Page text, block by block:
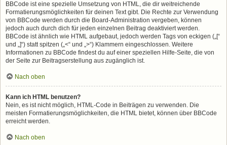
BBCode ist eine spezielle Umsetzung von HTML, die dir weitreichende
Formatierungsmöglichkeiten für deinen Text gibt. Die Rechte zur Verwendung
von BBCode werden durch die Board-Administration vergeben, können
jedoch auch durch dich für jeden einzelnen Beitrag deaktiviert werden.
BBCode ist ähnlich wie HTML aufgebaut, jedoch werden Tags von eckigen („[“
und „]“) statt spitzen („<“ und „>“) Klammern eingeschlossen. Weitere
Informationen zu BBCode findest du auf einer speziellen Hilfe-Seite, die von
der Seite zur Beitragserstellung aus zugänglich ist.
Nach oben
Kann ich HTML benutzen?
Nein, es ist nicht möglich, HTML-Code in Beiträgen zu verwenden. Die
meisten Formatierungsmöglichkeiten, die HTML bietet, können über BBCode
erreicht werden.
Nach oben